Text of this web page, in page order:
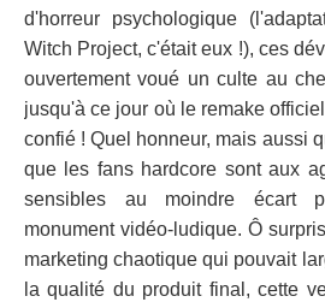
d'horreur psychologique
Witch Project, c'était eux !), ces
ouvertement voué un culte au
jusqu'à ce jour où le remake
confié ! Quel honneur, mais aussi
que les fans hardcore sont aux
sensibles au moindre écart
monument vidéo-ludique. Ô
marketing chaotique qui pouvait
la qualité du produit final, cette